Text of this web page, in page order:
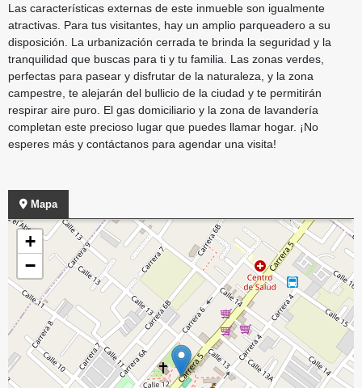
Las características externas de este inmueble son igualmente
atractivas. Para tus visitantes, hay un amplio parqueadero a su
disposición. La urbanización cerrada te brinda la seguridad y la
tranquilidad que buscas para ti y tu familia. Las zonas verdes,
perfectas para pasear y disfrutar de la naturaleza, y la zona
campestre, te alejarán del bullicio de la ciudad y te permitirán
respirar aire puro. El gas domiciliario y la zona de lavandería
completan este precioso lugar que puedes llamar hogar. ¡No
esperes más y contáctanos para agendar una visita!
Mapa
+
−